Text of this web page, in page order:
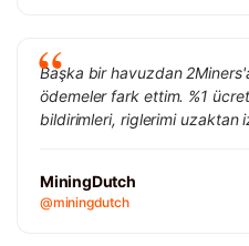
Başka bir havuzdan
ödemeler fark ettim. %1
bildirimleri, riglerimi uzaktan
MiningDutch
@miningdutch